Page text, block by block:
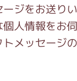
ジをお送り
人情報をお
メッセージ